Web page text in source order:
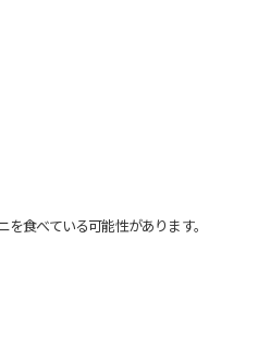
食べている可能性があります。